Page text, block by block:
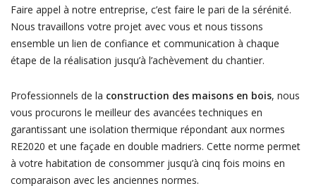
Faire appel à notre entreprise, c’est faire le pari de la sérénité.
Nous travaillons votre projet avec vous et nous tissons
ensemble un lien de confiance et communication à chaque
étape de la réalisation jusqu’à l’achèvement du chantier.
Professionnels de la construction des maisons en bois, nous
vous procurons le meilleur des avancées techniques en
garantissant une isolation thermique répondant aux normes
RE2020 et une façade en double madriers. Cette norme permet
à votre habitation de consommer jusqu’à cinq fois moins en
comparaison avec les anciennes normes.